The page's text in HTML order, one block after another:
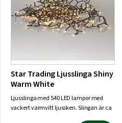
Star Trading Ljusslinga Shiny
Warm White
Ljusslinga med 540 LED lampor med
vackert varmvitt ljussken. Slingan är ca